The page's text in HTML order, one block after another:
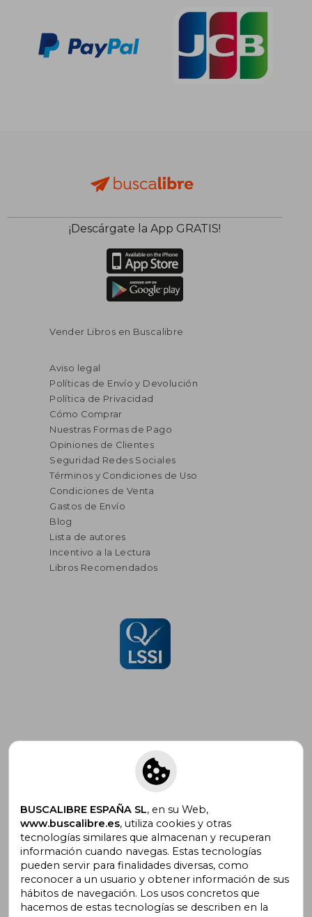
¡Descárgate la App GRATIS!
Vender Libros en Buscalibre
Aviso legal
Políticas de Envío y Devolución
Política de Privacidad
Cómo Comprar
Nuestras Formas de Pago
Opiniones de Clientes
Seguridad Redes Sociales
Términos y Condiciones de Uso
Condiciones de Venta
Gastos de Envío
Blog
Lista de autores
Incentivo a la Lectura
Libros Recomendados
Suscríbete para recibir ofertas y
promociones
¿Necesitas ayuda?
Ir a Centro de Soporte
BUSCALIBRE ESPAÑA SL, en su Web,
www.buscalibre.es, utiliza cookies y otras
tecnologías similares que almacenan y recuperan
información cuando navegas. Estas tecnologías
pueden servir para finalidades diversas, como
reconocer a un usuario y obtener información de sus
hábitos de navegación. Los usos concretos que
hacemos de estas tecnologías se describen en la